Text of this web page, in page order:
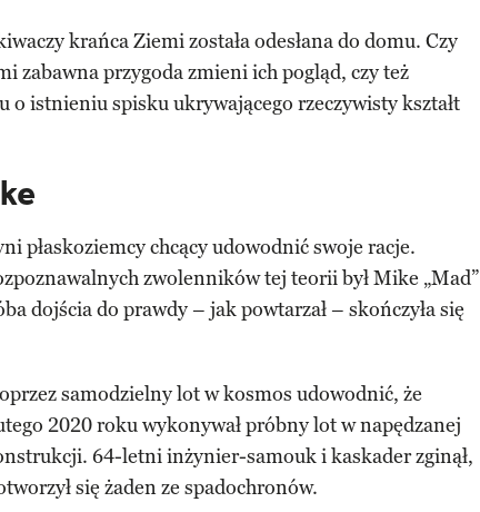
krańca Ziemi została odesłana do domu. Czy
zabawna przygoda zmieni ich pogląd, czy też
o istnieniu spisku ukrywającego rzeczywisty kształt
płaskoziemcy chcący udowodnić swoje racje.
zwolenników tej teorii był Mike „Mad”
dojścia do prawdy – jak powtarzał – skończyła się
samodzielny lot w kosmos udowodnić, że
2020 roku wykonywał próbny lot w napędzanej
64-letni inżynier-samouk i kaskader zginął,
się żaden ze spadochronów.